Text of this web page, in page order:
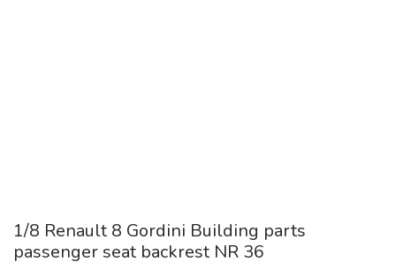
1/8 Renault 8 Gordini Building parts
passenger seat backrest NR 36